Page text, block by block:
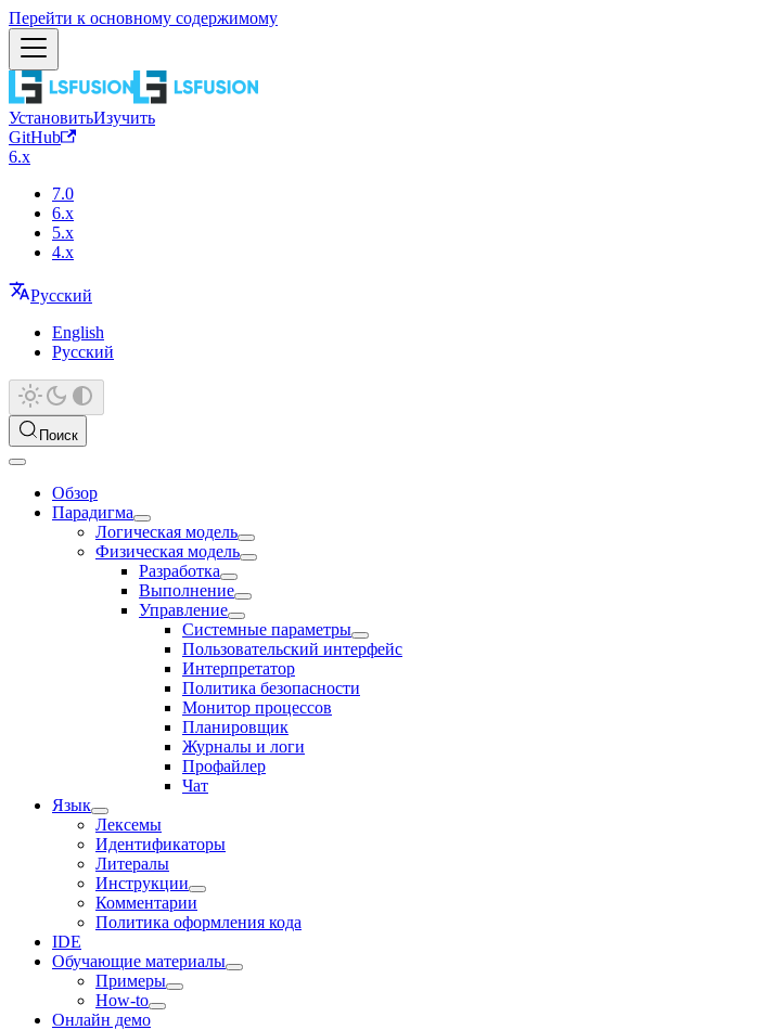
Перейти к основному содержимому
УстановитьИзучить
GitHub
6.x
7.0
6.x
5.x
4.x
Русский
English
Русский
Поиск
Обзор
Парадигма
Логическая модель
Физическая модель
Разработка
Выполнение
Управление
Системные параметры
Пользовательский интерфейс
Интерпретатор
Политика безопасности
Монитор процессов
Планировщик
Журналы и логи
Профайлер
Чат
Язык
Лексемы
Идентификаторы
Литералы
Инструкции
Комментарии
Политика оформления кода
IDE
Обучающие материалы
Примеры
How-to
Онлайн демо